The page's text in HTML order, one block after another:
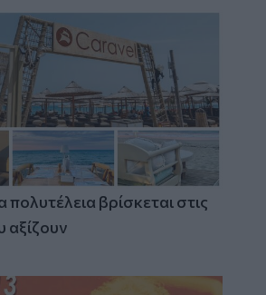
πολυτέλεια βρίσκεται στις
αξίζουν